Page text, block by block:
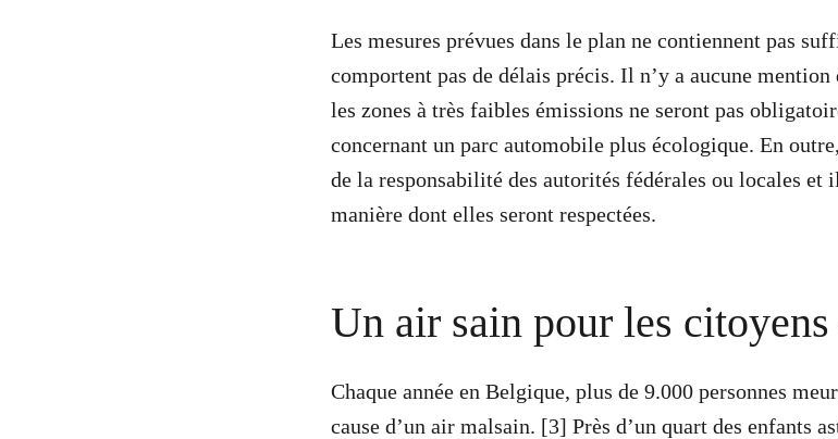
Les mesures prévues dans le plan ne contiennent pas
comportent pas de délais précis. Il n’y a aucune
les zones à très faibles émissions ne seront pas
concernant un parc automobile plus écologique. En
de la responsabilité des autorités fédérales ou locales et
manière dont elles seront respectées.
Un air sain pour les
Chaque année en Belgique, plus de 9.000 personnes
cause d’un air malsain. [3] Près d’un quart des enfants